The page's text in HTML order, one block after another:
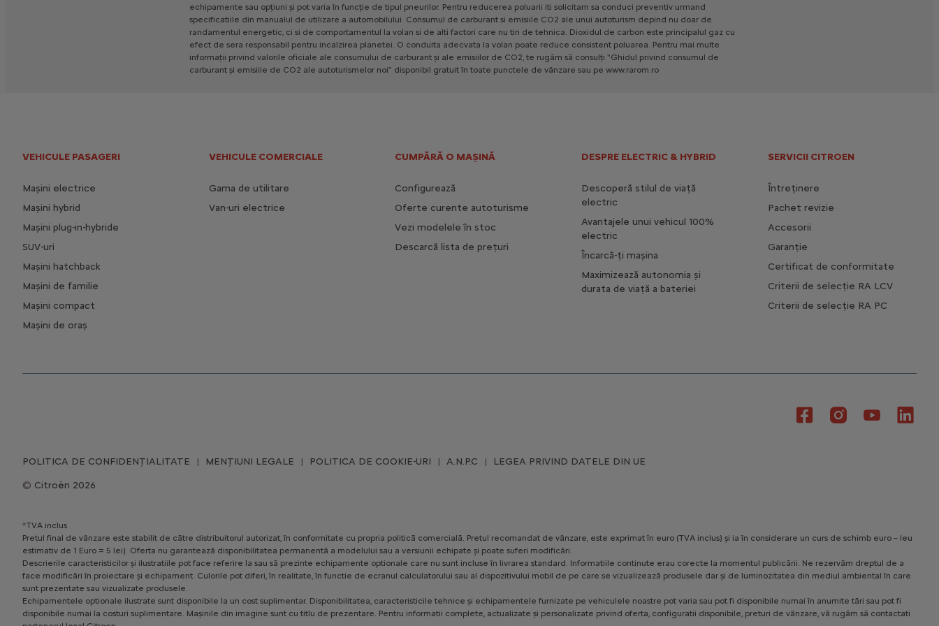
Incepand de la
Mai multe detalii
Citroën Reflection Unit (CRU) TFT
27 620 € Cu TVA
Mai multe detalii
NOUL C3 AIRCROSS MAX
Incarcator wireless
CITROËN ADVANCED COMFORT®:
Mai multe detalii
echipamente sau opțiuni și pot varia în funcție de tipul pneurilor. Pentru reducerea poluarii iti solicitam sa conduci preventiv urmand
specificatiile din manualul de utilizare a automobilului. Consumul de carburant si emisiile CO2 ale unui autoturism depind nu doar de
randamentul energetic, ci si de comportamentul la volan si de alti factori care nu tin de tehnica. Dioxidul de carbon este principalul gaz cu
efect de sera responsabil pentru incalzirea planetei. O conduita adecvata la volan poate reduce consistent poluarea. Pentru mai multe
informații privind valorile oficiale ale consumului de carburant și ale emisiilor de CO2, te rugăm să consulți "Ghidul privind consumul de
carburant și emisiile de CO2 ale autoturismelor noi" disponibil gratuit în toate punctele de vânzare sau pe www.rarom.ro
VEHICULE PASAGERI
Mașini electrice
Mașini hybrid
Mașini plug-in-hybride
SUV-uri
Mașini hatchback
Mașini de familie
Mașini compact
Mașini de oraș
VEHICULE COMERCIALE
Gama de utilitare
Van-uri electrice
CUMPĂRĂ O MAȘINĂ
Configurează
Oferte curente autoturisme
Vezi modelele în stoc
Descarcă lista de prețuri
DESPRE ELECTRIC & HYBRID
Descoperă stilul de viață
electric
Avantajele unui vehicul 100%
electric
Încarcă-ți mașina
Maximizează autonomia și
durata de viață a bateriei
SERVICII CITROEN
Întreținere
Pachet revizie
Accesorii
Garanție
Certificat de conformitate
Criterii de selecție RA LCV
Criterii de selecție RA PC
Citroën 2026
POLITICA DE CONFIDENȚIALITATE MENȚIUNI LEGALE POLITICA DE COOKIE-URI A.N.P.C LEGEA PRIVIND DATELE DIN UE
*TVA inclus
Pretul final de vânzare este stabilit de către distribuitorul autorizat, în conformitate cu propria politică comercială. Pretul recomandat de vânzare, este exprimat în euro (TVA inclus) și ia în considerare un curs de schimb euro – leu
estimativ de 1 Euro = 5 lei). Oferta nu garantează disponibilitatea permanentă a modelului sau a versiunii echipate și poate suferi modificări.
Descrierile caracteristicilor și ilustratiile pot face referire la sau să prezinte echipamente optionale care nu sunt incluse în livrarea standard. Informatiile continute erau corecte la momentul publicării. Ne rezervăm dreptul de a
face modificări în proiectare și echipament. Culorile pot diferi, în realitate, în functie de ecranul calculatorului sau al dispozitivului mobil de pe care se vizualizează produsele dar și de luminozitatea din mediul ambiental în care
sunt prezentate sau vizualizate produsele.
Echipamentele optionale ilustrate sunt disponibile la un cost suplimentar. Disponibilitatea, caracteristicile tehnice și echipamentele furnizate pe vehiculele noastre pot varia sau pot fi disponibile numai în anumite tări sau pot fi
disponibile numai la costuri suplimentare. Mașinile din imagine sunt cu titlu de prezentare. Pentru informatii complete, actualizate și personalizate privind oferta, configuratii disponibile, preturi de vânzare, vă rugăm să contactati